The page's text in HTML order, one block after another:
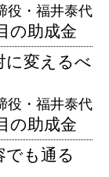
役・福井泰代
の助成金
に変えるべ
役・福井泰代
の助成金
でも通る